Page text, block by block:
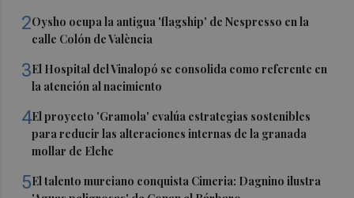
2Oysho ocupa la antigua 'flagship' de Nespresso en la
calle Colón de València
3El Hospital del Vinalopó se consolida como referente en
la atención al nacimiento
4El proyecto 'Gramola' evalúa estrategias sostenibles
para reducir las alteraciones internas de la granada
mollar de Elche
5El talento murciano conquista Cimeria: Dagnino ilustra